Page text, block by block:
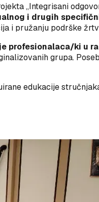
„Integrisani
i drugih
i pružanju podrške
profesionalaca/ki u
grupa.
edukacije